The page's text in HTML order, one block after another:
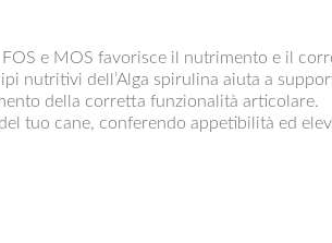
e MOS favorisce il nutrimento e il
nutritivi dell’Alga spirulina aiuta a
della corretta funzionalità articolare.
tuo cane, conferendo appetibilità ed